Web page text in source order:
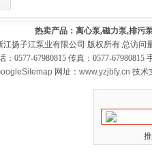
热卖产品：离心泵,磁力泵,排污
江扬子江泵业有限公司 版权所有 总访问
：0577-67980815 传真：0577-
网址： www.yzjbfy.cn 技术